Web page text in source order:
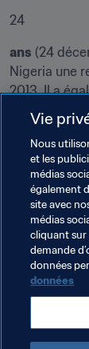
24
ans (24
Nigeria une
2013. Il a
de groupes
qualifier les
2014. Après
Heartland,
porter les
a ensuite
Germany
Spain
Vie
Nous
et les
médias
également
site avec
médias
cliquant sur
demande
données
données